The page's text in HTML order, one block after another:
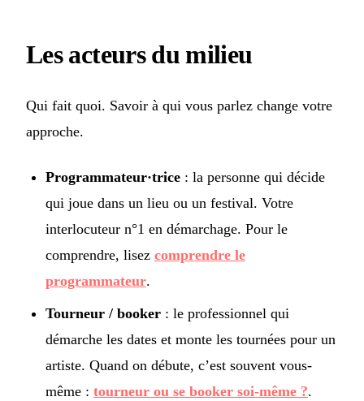
Les acteurs du milieu
Qui fait quoi. Savoir à qui vous parlez change votre
approche.
Programmateur·trice : la personne qui décide
qui joue dans un lieu ou un festival. Votre
interlocuteur n°1 en démarchage. Pour le
comprendre, lisez comprendre le
programmateur.
Tourneur / booker : le professionnel qui
démarche les dates et monte les tournées pour un
artiste. Quand on débute, c’est souvent vous-
même : tourneur ou se booker soi-même ?.